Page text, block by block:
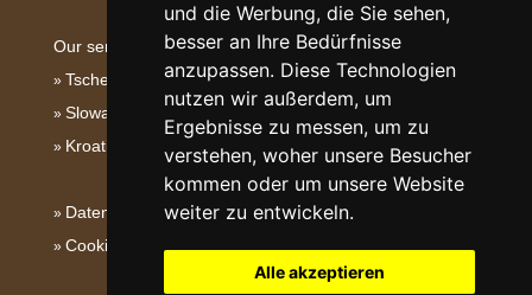
und die Werbung, die Sie sehen,
besser an Ihre Bedürfnisse
anzupassen. Diese Technologien
nutzen wir außerdem, um
Ergebnisse zu messen, um zu
verstehen, woher unsere Besucher
kommen oder um unsere Website
weiter zu entwickeln.
Alle akzeptieren
Our servers:
Tschechische Gebirge
Slowakische Gebirge
Kroatien
Datenschutz
Cookies